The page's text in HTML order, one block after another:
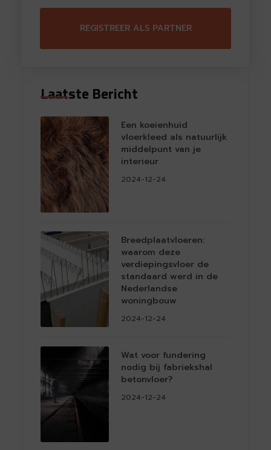
Laatste Bericht
Een koeienhuid
vloerkleed als natuurlijk
middelpunt van je
interieur
2024-12-24
Breedplaatvloeren:
waarom deze
verdiepingsvloer de
standaard werd in de
Nederlandse
woningbouw
2024-12-24
Wat voor fundering
nodig bij fabriekshal
betonvloer?
2024-12-24
REGISTREER ALS PARTNER